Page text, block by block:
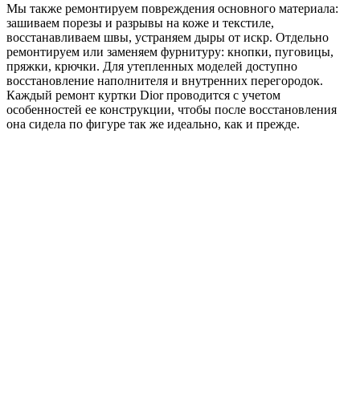
Мы также ремонтируем повреждения основного материала:
зашиваем порезы и разрывы на коже и текстиле,
восстанавливаем швы, устраняем дыры от искр. Отдельно
ремонтируем или заменяем фурнитуру: кнопки, пуговицы,
пряжки, крючки. Для утепленных моделей доступно
восстановление наполнителя и внутренних перегородок.
Каждый ремонт куртки Dior проводится с учетом
особенностей ее конструкции, чтобы после восстановления
она сидела по фигуре так же идеально, как и прежде.